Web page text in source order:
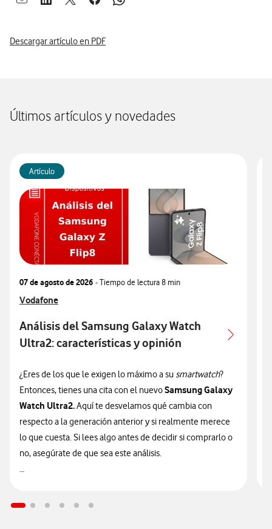
Abrir ventana para compartir en mail
Abrir ventana para compartir en linkedin
Abrir ventana para compartir en twitter
Abrir ventana para compartir en facebook
Abrir ventana para compartir en
Descargar artículo en PDF
Últimos artículos y novedades
Artículo
07 de agosto de 2026 - Tiempo de lectura8 min
Ver más articulos relacionados con
Vodafone
Análisis del Samsung Galaxy Watch
Ultra2: características y opinión
¿Eres de los que le exigen lo máximo a su smartwatch?
Entonces, tienes una cita con el nuevoSamsung Galaxy
Watch Ultra2.Aquí te desvelamos qué cambia con
respecto a la generación anterior y si realmente merece
lo que cuesta. Si lees algo antes de decidir si comprarlo o
no, asegúrate de que sea este análisis.